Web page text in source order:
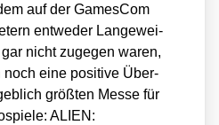
auf der Games­Com
ent­we­der Lan­ge­wei­
nicht zuge­gen waren,
noch eine posi­ti­ve Über­
größ­ten Mes­se für
ALIEN: